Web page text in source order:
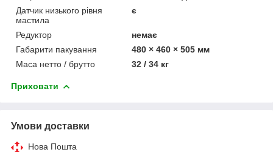
Датчик низького рівня
мастила
є
Редуктор
немає
Габарити пакування
480 × 460 × 505 мм
Маса нетто / брутто
32 / 34 кг
Приховати
Умови доставки
Нова Пошта